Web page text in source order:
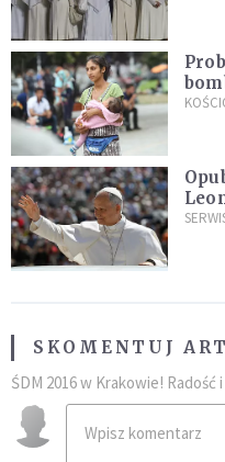
SKOMENTUJ
ŚDM 2016 w Krakowie! Radość